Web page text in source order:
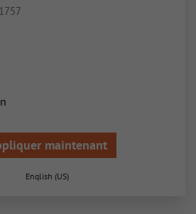
maintenant
English (US)